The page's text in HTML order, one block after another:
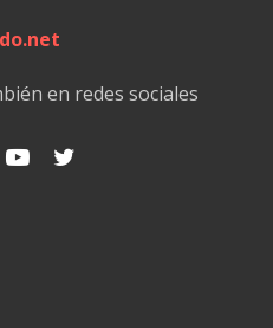
en redes sociales